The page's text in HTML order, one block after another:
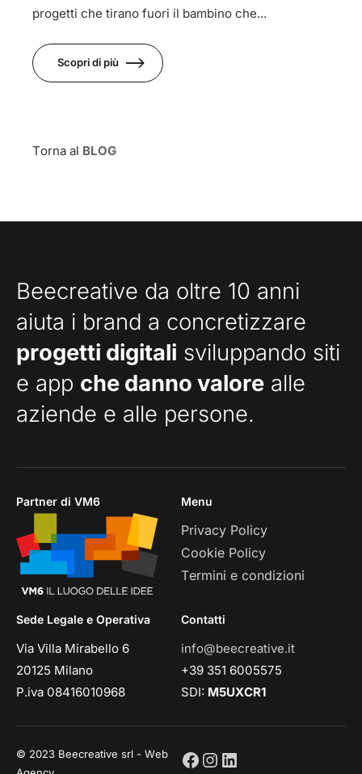
progetti che tirano fuori il bambino che...
Scopri di più
Torna al BLOG
Beecreative da oltre 10 anni
aiuta i brand a concretizzare
progetti digitali sviluppando siti
e app che danno valore alle
aziende e alle persone.
Partner di VM6 Menu
Privacy Policy
Cookie Policy
Termini e condizioni
Sede Legale e Operativa
Via Villa Mirabello 6
20125 Milano
P.iva 08416010968
Contatti
info@beecreative.it
+39 351 6005575
SDI: M5UXCR1
© 2023 Beecreative srl - Web